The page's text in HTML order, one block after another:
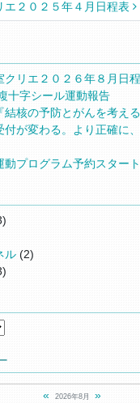
エ２０２５年４月日程表
クリエ２０２６年８月日
字シール運動報告
結核の予防とがんを考え
付が変わる。より正確に
動プログラム予約スタート
ル (2)
« 2026年8月 »